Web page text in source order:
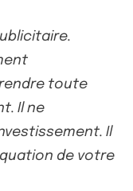
toute
Il ne
Il
de votre